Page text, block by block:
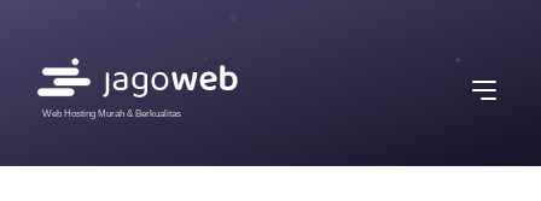
Web Hosting Murah & Berkualitas